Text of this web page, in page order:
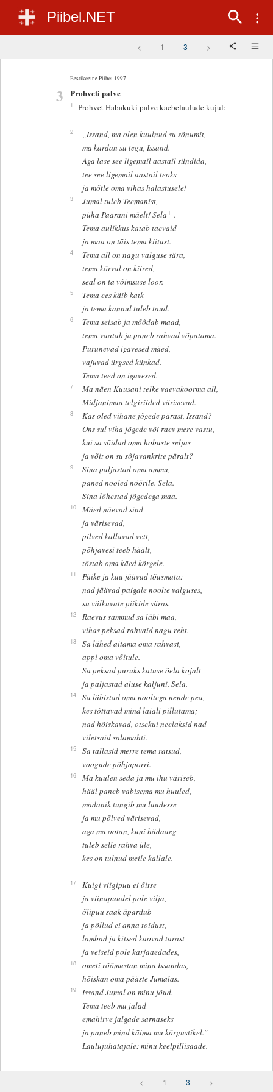
Piibel.NET
< 1 3 >
Eestikeelne Piibel 1997
3 Prohveti palve
1 Prohvet Habakuki palve kaebelaulude kujul:
2
„Issand, ma olen kuulnud su sõnumit,
ma kardan su tegu, Issand.
Aga lase see ligemail aastail sündida,
tee see ligemail aastail teoks
ja mõtle oma vihas halastusele!
3
Jumal tuleb Teemanist,
püha Paarani mäelt! Sela+.
Tema aulikkus katab taevaid
ja maa on täis tema kiitust.
4
Tema all on nagu valguse sära,
tema kõrval on kiired,
seal on ta võimsuse loor.
5
Tema ees käib katk
ja tema kannul tuleb taud.
6
Tema seisab ja mõõdab maad,
tema vaatab ja paneb rahvad võpatama.
Purunevad igavesed mäed,
vajuvad ürgsed künkad.
Tema teed on igavesed.
7
Ma näen Kuusani telke vaevakoorma all,
Midjanimaa telgiriided värisevad.
8
Kas oled vihane jõgede pärast, Issand?
Ons sul viha jõgede või raev mere vastu,
kui sa sõidad oma hobuste seljas
ja võit on su sõjavankrite päralt?
9
Sina paljastad oma ammu,
paned nooled nöörile. Sela.
Sina lõhestad jõgedega maa.
10
Mäed näevad sind
ja värisevad,
pilved kallavad vett,
põhjavesi teeb häält,
tõstab oma käed kõrgele.
11
Päike ja kuu jäävad tõusmata:
nad jäävad paigale noolte valguses,
su välkuvate piikide säras.
12
Raevus sammud sa läbi maa,
vihas peksad rahvaid nagu reht.
13
Sa lähed aitama oma rahvast,
appi oma võitule.
Sa peksad puruks katuse õela kojalt
ja paljastad aluse kaljuni. Sela.
14
Sa läbistad oma nooltega nende pea,
kes tõttavad mind laiali pillutama;
nad hõiskavad, otsekui neelaksid nad
viletsaid salamahti.
15
Sa tallasid merre tema ratsud,
voogude põhjaporri.
16
Ma kuulen seda ja mu ihu väriseb,
hääl paneb vabisema mu huuled,
mädanik tungib mu luudesse
ja mu põlved värisevad,
aga ma ootan, kuni hädaaeg
tuleb selle rahva üle,
kes on tulnud meile kallale.
17
Kuigi viigipuu ei õitse
ja viinapuudel pole vilja,
õlipuu saak äpardub
ja põllud ei anna toidust,
lambad ja kitsed kaovad tarast
ja veiseid pole karjaaedades,
18
ometi rõõmustan mina Issandas,
hõiskan oma pääste Jumalas.
19
Issand Jumal on minu jõud.
Tema teeb mu jalad
emahirve jalgade sarnaseks
ja paneb mind käima mu kõrgustikel.”
Laulujuhatajale: minu keelpillisaade.
< 1 3 >